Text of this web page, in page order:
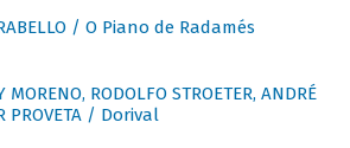
/ O Piano de Radamés
MORENO, RODOLFO STROETER, ANDRÉ
PROVETA / Dorival